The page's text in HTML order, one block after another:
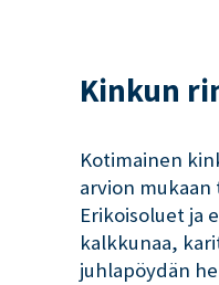
Kinkun
Kotimainen
arvion mukaan
Erikoisoluet ja
kalkkunaa,
juhlapöydän